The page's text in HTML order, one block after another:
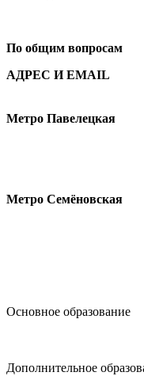
По общим вопросам
АДРЕС И EMAIL
Метро Павелецкая
Метро Семёновская
Основное образование
Дополнительное